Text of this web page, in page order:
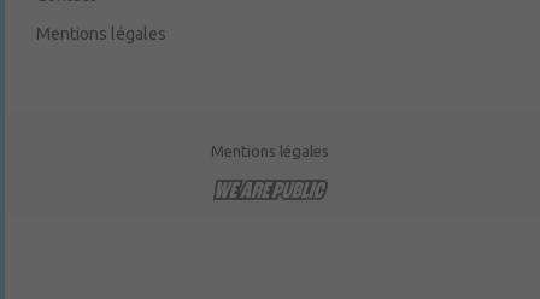
Mentions légales
Mentions légales